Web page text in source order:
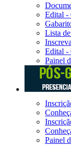
Edital -
Lista
Edital -
Painel
Painel